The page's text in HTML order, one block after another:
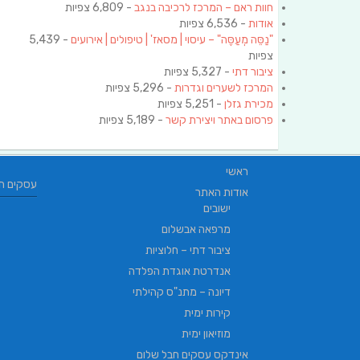
חוות ראם – המרכז לרכיבה בנגב - 6,809 צפיות
אודות - 6,536 צפיות
"נַסֵּה מְעַסֶּה" – עיסוי | מסאז' | טיפולים | אירועים
- 5,439
צפיות
ציבור דתי - 5,327 צפיות
המרכז לשערים וגדרות - 5,296 צפיות
מכירת גזלן - 5,251 צפיות
פרסום באתר ויצירת קשר - 5,189 צפיות
עסקים
ראשי
אודות האתר
ישובים
מרפאה אבשלום
ציבור דתי – חלוציות
אנדרטת אוגדת הפלדה
דיונה – מתנ"ס קהילתי
קירות ימית
מוזיאון ימית
אינדקס עסקים חבל שלום